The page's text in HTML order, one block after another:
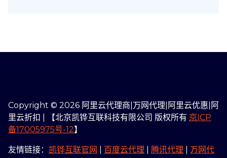
Copyright © 2026 阿里云代理商|万网代理|阿里云优惠|阿
里云折扣 | 【北京凯铧互联科技有限公司 版权所有 京ICP
备17005975号-12】
友情链接： 凯铧互联官网 百度云代理 腾讯代理
万网代